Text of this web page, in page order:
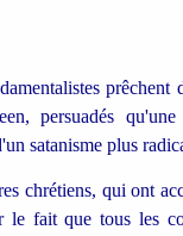
prêchent
persuadés
satanisme plus
chrétiens, qui ont
fait que tous les